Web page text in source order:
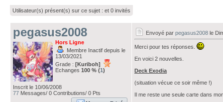
Utilisateur(s) présent(s) sur ce sujet : et 0 invités
pegasus2008
Hors Ligne
Membre Inactif depuis le
13/03/2021
Grade : [Kuriboh]
Echanges 100 % (1)
Inscrit le 10/06/2008
77 Messages/ 0 Contributions/ 0 Pts
Envoyé par pegasus2008 le
Merci pour tes réponses.
En voici 2 nouvelles.
Deck Exodia
(situation vécue ce soir même !)
Il me reste une seule carte dans